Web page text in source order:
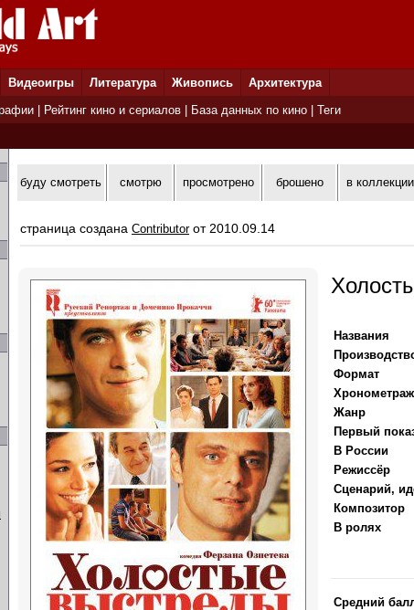
Видеоигры Литература Живопись Архитектура
Рейтинг кино и сериалов База данных по кино
Теги
буду смотреть смотрю просмотрено брошено в коллекции
страница создана Contributorот 2010.09.14
Названия
Формат
Хронометраж
Жанр
Первый
В России
Режиссёр
Сценарий,
Композитор
В ролях
Средний